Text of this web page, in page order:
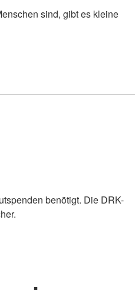
sind, gibt es kleine
benötigt. Die DRK-